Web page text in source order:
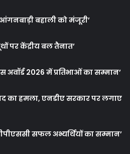
बहाली को मंजूरी’
पर केंद्रीय बल तैनात’
2026 में प्रतिभाओं का सम्मान’
का हमला, एनडीए सरकार पर लगाए
सफल अभ्यर्थियों का सम्मान’